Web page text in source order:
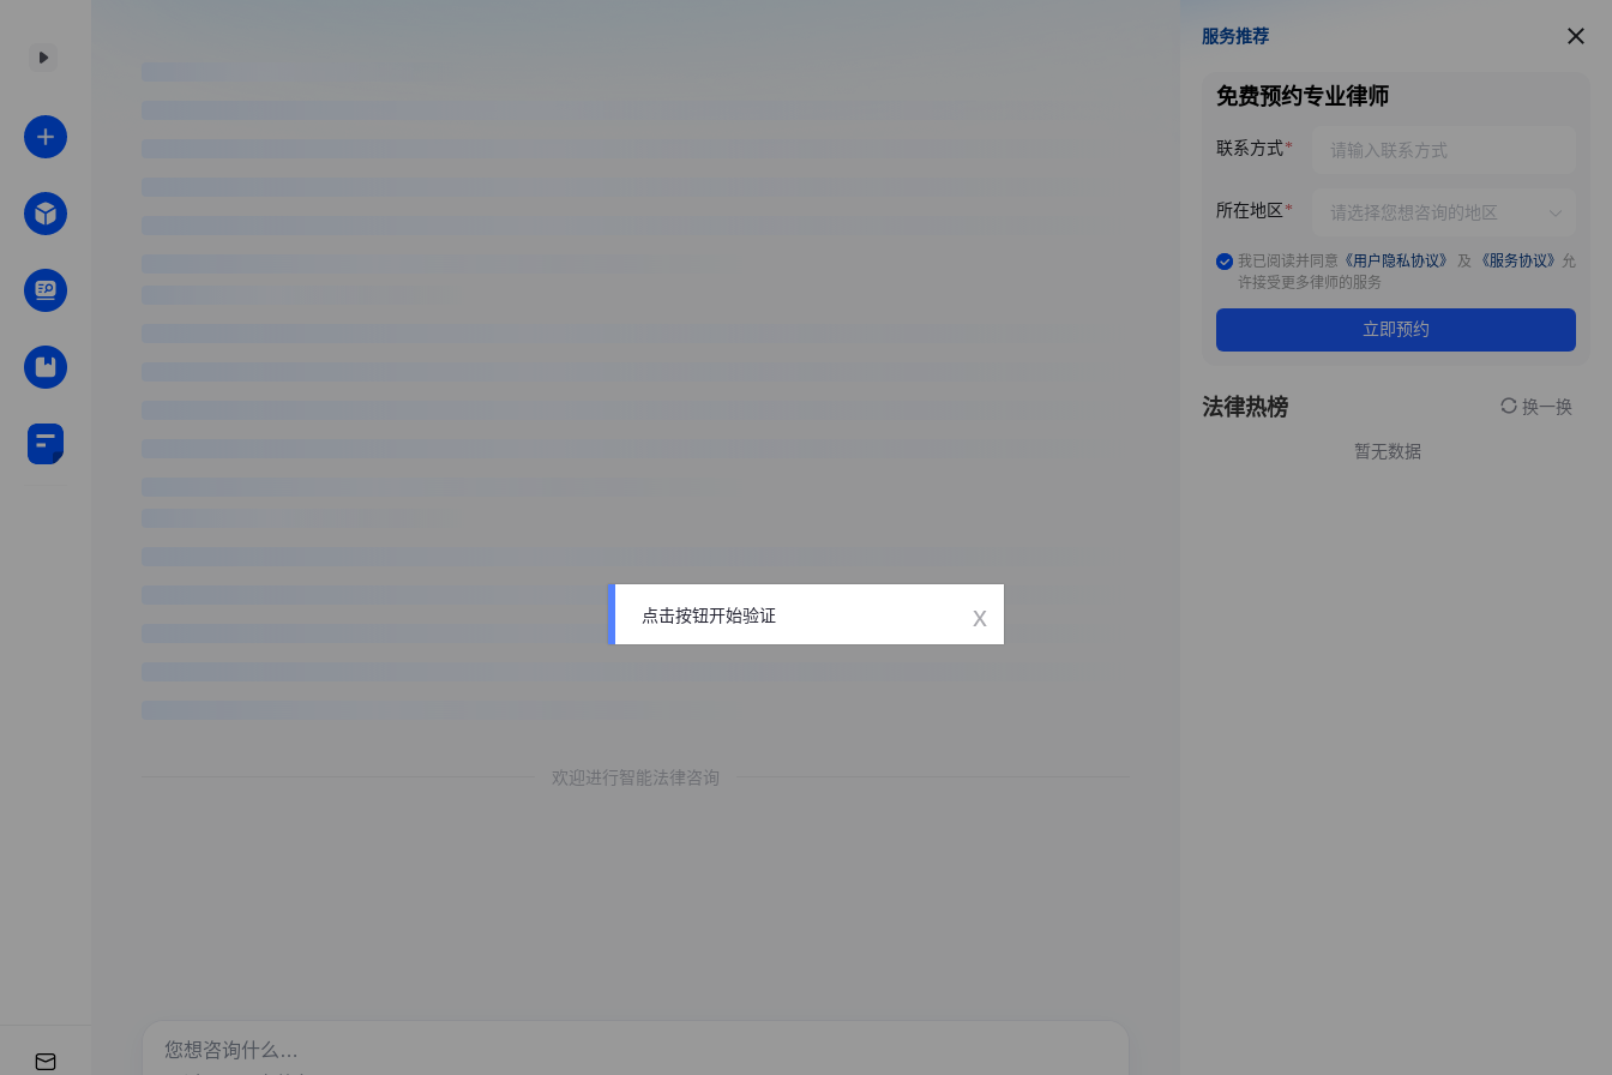
欢迎进行智能法律咨询
服务推荐
服务推荐
免费预约专业律师
联系方式
所在地区
我已阅读并同意 《用户隐私协议》 及 《服务协议》 允
许接受更多律师的服务
立即预约
法律热榜 换一换
暂无数据
点击按钮开始验证 x